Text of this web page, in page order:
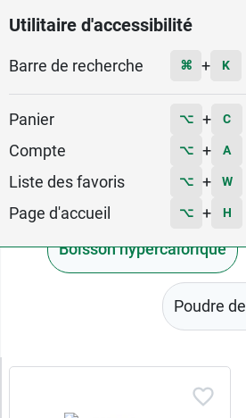
Utilitaire d'accessibilité
Barre de recherche ⌘ + K
Panier ⌥ + C
Compte ⌥ + A
Liste des favoris ⌥ + W
Page d'accueil ⌥ + H
Menu
Compléments
Boisson hypercalorique
Poudre